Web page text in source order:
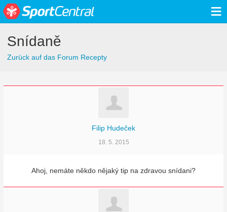
≡
Snídaně
Zurück auf das Forum Recepty
Filip Hudeček
18. 5. 2015
Ahoj, nemáte někdo nějaký tip na zdravou snídani?